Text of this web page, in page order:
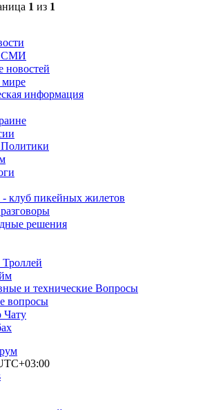
1 из 1
СМИ
информация
клуб пикейных жилетов
решения
и технические Вопросы
вопросы